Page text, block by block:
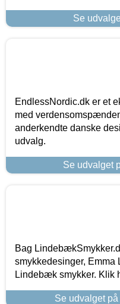
Se
EndlessNordic.dk er et
med
anderkendte danske
udvalg.
Se udvalget
Bag
smykkedesinger,
Lindebæk smykker. Klik
Se udvalget